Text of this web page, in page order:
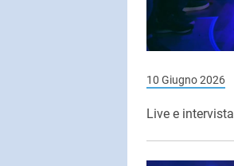
10 Giugno 2026
Live e intervista